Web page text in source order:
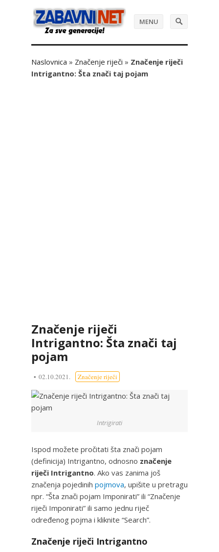
MENU
Naslovnica » Značenje riječi » Značenje riječi
Intrigantno: Šta znači taj pojam
Značenje riječi
Intrigantno: Šta znači taj
pojam
02.10.2021. Značenje riječi
Intrigirati
Ispod možete pročitati šta znači pojam
(definicija) Intrigantno, odnosno značenje
riječi Intrigantno. Ako vas zanima još
značenja pojedinih pojmova, upišite u pretragu
npr. “Šta znači pojam Imponirati” ili “Značenje
riječi Imponirati” ili samo jednu riječ
određenog pojma i kliknite “Search”.
Značenje riječi Intrigantno